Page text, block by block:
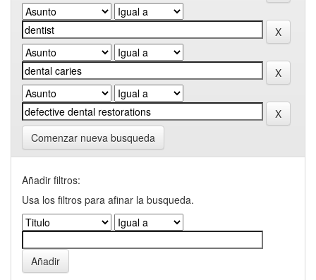
Comenzar nueva busqueda
Añadir filtros:
Usa los filtros para afinar la busqueda.